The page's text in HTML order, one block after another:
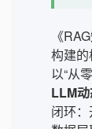
《
构建
以“从
LLM
闭环